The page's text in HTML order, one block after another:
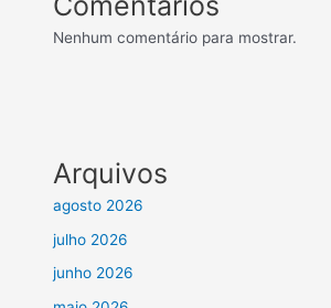
Nenhum comentário para mostrar.
Arquivos
agosto 2026
julho 2026
junho 2026